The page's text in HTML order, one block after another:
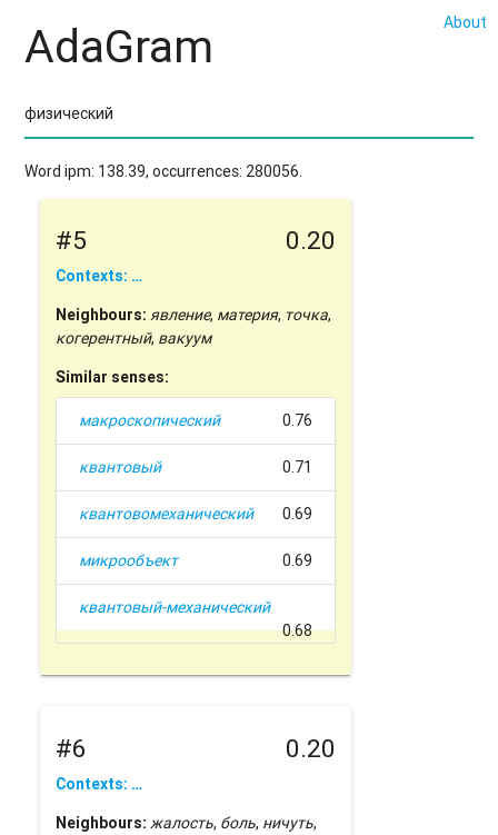
About
AdaGram
Word ipm: 138.39, occurrences: 280056.
#5 0.20
Contexts: …
Neighbours: явление, материя, точка,
когерентный, вакуум
Similar senses:
макроскопический 0.76
квантовый 0.71
квантовомеханический 0.69
микрообъект 0.69
квантовый-механический
0.68
#6 0.20
Contexts: …
Neighbours: жалость, боль, ничуть,